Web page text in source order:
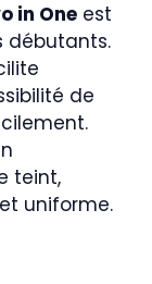
in One est
débutants.
de
teint,
uniforme.